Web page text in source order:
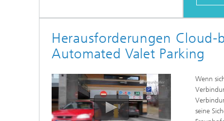
Herausforderungen Cloud-
Automated Valet Parking
Wenn
seine